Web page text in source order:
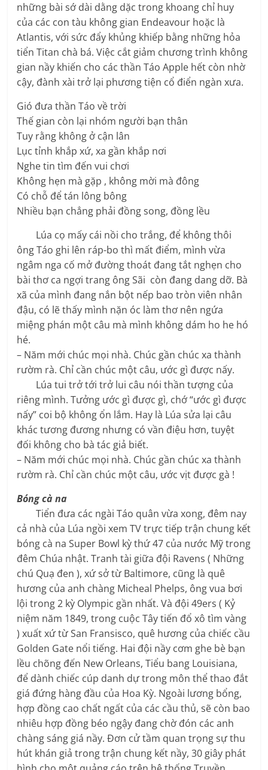
những bài sớ dài dằng dặc trong khoang chỉ huy
của các con tàu không gian Endeavour hoặc là
Atlantis, với sức đẩy khủng khiếp bằng những hỏa
tiển Titan chà bá. Việc cắt giảm chương trình không
gian nầy khiến cho các thần Táo Apple hết còn nhờ
cậy, đành xài trở lại phương tiện cổ điển ngàn xưa.
Gió đưa thần Táo về trời
Thế gian còn lại nhóm người bạn thân
Tuy rằng không ở cận lân
Lục tỉnh khắp xứ, xa gần khắp nơi
Nghe tin tìm đến vui chơi
Không hẹn mà gặp , không mời mà đông
Có chỗ để tán lông bông
Nhiều bạn chẳng phải đồng song, đồng lều
Lúa cọ mấy cái nồi cho trắng, để không thôi
ông Táo ghi lên ráp-bo thì mất điểm, mình vừa
ngâm nga cố mở đường thoát đang tắt nghẹn cho
bài thơ ca ngợi trang ông Sãi còn đang dang dỡ. Bà
xã của mình đang nắn bột nếp bao tròn viên nhân
đậu, có lẽ thấy mình nặn óc làm thơ nên ngứa
miệng phán một câu mà mình không dám ho he hó
hé.
– Năm mới chúc mọi nhà. Chúc gần chúc xa thành
rườm rà. Chỉ cần chúc một câu, ước gì được nấy.
Lúa tui trở tới trở lui câu nói thần tượng của
riêng mình. Tưởng ước gì được gì, chớ “ước gì được
nấy” coi bộ không ổn lắm. Hay là Lúa sửa lại câu
khác tương đương nhưng có vần điệu hơn, tuyệt
đối không cho bà tác giả biết.
– Năm mới chúc mọi nhà. Chúc gần chúc xa thành
rườm rà. Chỉ cần chúc một câu, ước vịt được gà !
Bóng cà na
Tiển đưa các ngài Táo quân vừa xong, đêm nay
cả nhà của Lúa ngồi xem TV trực tiếp trận chung kết
bóng cà na Super Bowl kỳ thứ 47 của nước Mỹ trong
đêm Chúa nhật. Tranh tài giữa đội Ravens ( Những
chú Quạ đen ), xứ sở từ Baltimore, cũng là quê
hương của anh chàng Micheal Phelps, ông vua bơi
lội trong 2 kỳ Olympic gần nhất. Và đội 49ers ( Kỷ
niệm năm 1849, trong cuộc Tây tiến đổ xô tìm vàng
) xuất xứ từ San Fransisco, quê hương của chiếc cầu
Golden Gate nổi tiếng. Hai đội nầy cơm ghe bè bạn
lều chõng đến New Orleans, Tiểu bang Louisiana,
để dành chiếc cúp danh dự trong môn thể thao đắt
giá đứng hàng đầu của Hoa Kỳ. Ngoài lương bổng,
hợp đồng cao chất ngất của các cầu thủ, sẽ còn bao
nhiêu hợp đồng béo ngậy đang chờ đón các anh
chàng sáng giá nầy. Đơn cử tầm quan trọng sự thu
hút khán giả trong trận chung kết nầy, 30 giây phát